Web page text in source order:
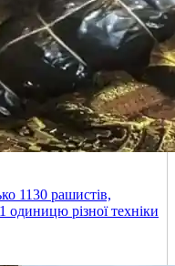
1130 рашистів,
різної техніки